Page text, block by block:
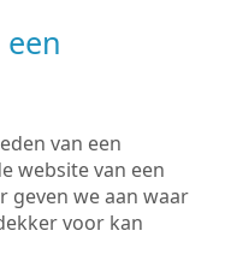
van een
website van een
geven we aan waar
voor kan